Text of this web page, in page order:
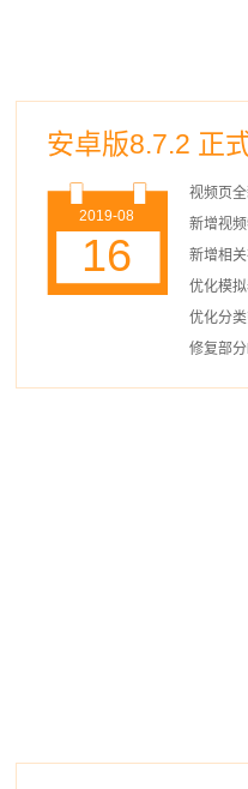
安卓版8.7.2 正
2019-08
16
视频页
新增视
新增相关
优化模拟
优化分类
修复部分